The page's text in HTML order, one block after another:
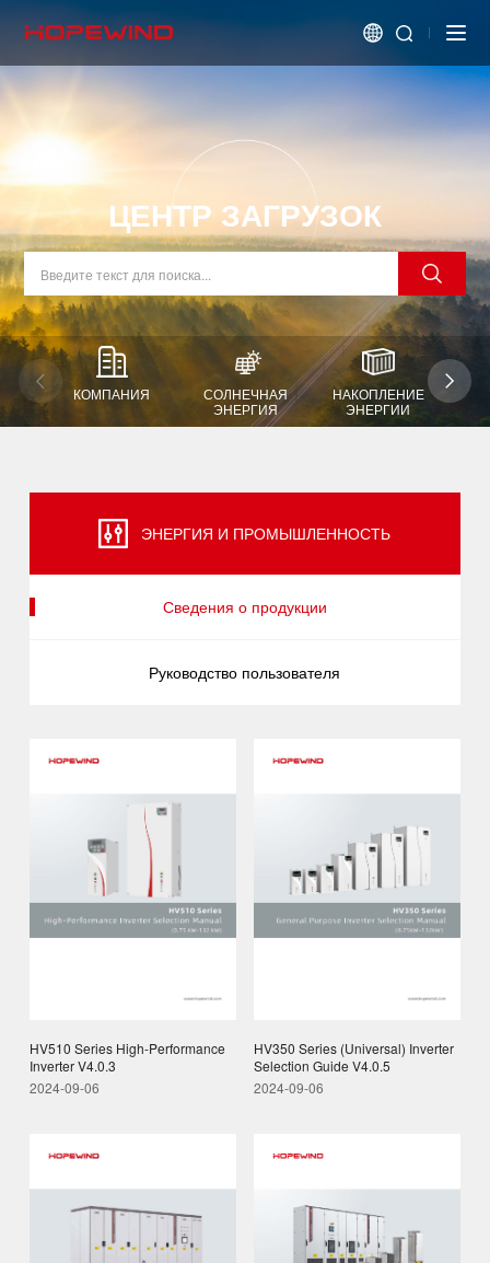
ЦЕНТР ЗАГРУЗОК
КОМПАНИЯ
СОЛНЕЧНАЯ
ЭНЕРГИЯ
НАКОПЛЕНИЕ
ЭНЕРГИИ
ЭНЕРГИЯ И ПРОМЫШЛЕННОСТЬ
Сведения о продукции
Руководство пользователя
HV510 Series High-Performance
Inverter V4.0.3
2024-09-06
HV350 Series (Universal) Inverter
Selection Guide V4.0.5
2024-09-06